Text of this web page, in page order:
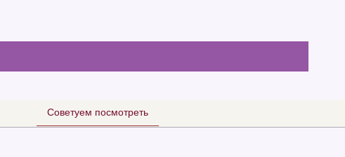
Советуем посмотреть